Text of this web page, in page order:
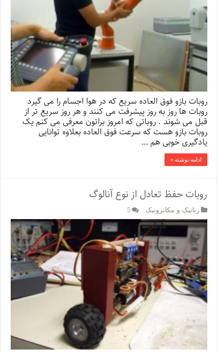
روبات بازو فوق العاده سریع که در هوا اجسام را می گیرد
روبات ها روز به روز پیشرفت می کنند و هر روز سریع تر از
قبل می شوند . روباتی که امروز براتون معرفی می کنم یک
روبات بازو هست که سرعت فوق العاده بعلاوه توانایی
یادگیری خوبی هم …
ادامه نوشته »
روبات حفظ تعادل از نوع آنالوگ
رباتیک و مکاترونیک 5